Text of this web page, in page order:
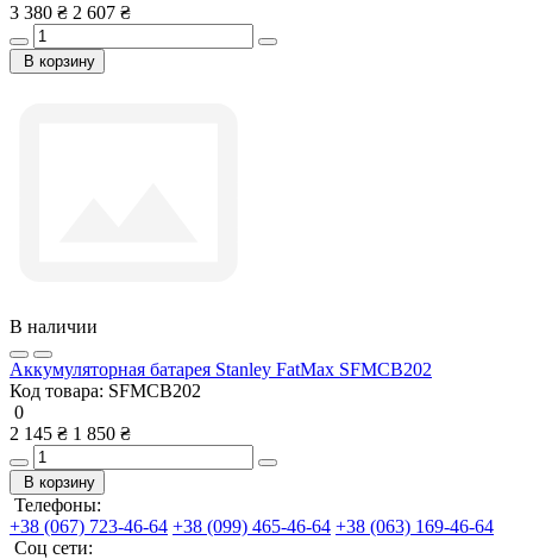
3 380 ₴ 2 607 ₴
В корзину
В наличии
Аккумуляторная батарея Stanley FatMax SFMCB202
Код товара: SFMCB202
0
2 145 ₴ 1 850 ₴
В корзину
Телефоны:
+38 (067) 723-46-64 +38 (099) 465-46-64 +38 (063) 169-46-64
Соц сети: